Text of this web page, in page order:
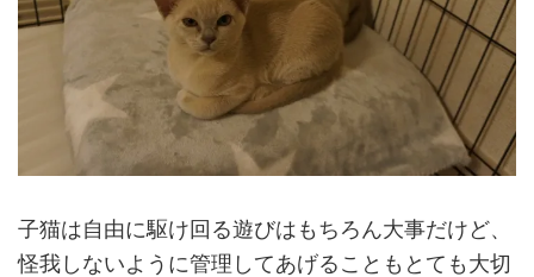
子猫は自由に駆け回る遊びはもちろん大事だけど、
怪我しないように管理してあげることもとても大切